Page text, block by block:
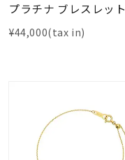
プラチナ ブレスレット
¥44,000(tax in)